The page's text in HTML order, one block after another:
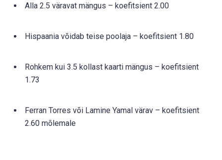
Alla 2.5 väravat mängus – koefitsient 2.00
Hispaania võidab teise poolaja – koefitsient 1.80
Rohkem kui 3.5 kollast kaarti mängus – koefitsient
1.73
Ferran Torres või Lamine Yamal värav – koefitsient
2.60 mõlemale